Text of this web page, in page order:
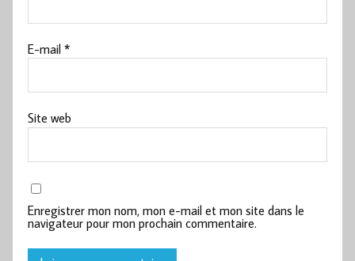
E-mail*
Site web
Enregistrer mon nom, mon e-mail et mon site dans le
navigateur pour mon prochain commentaire.